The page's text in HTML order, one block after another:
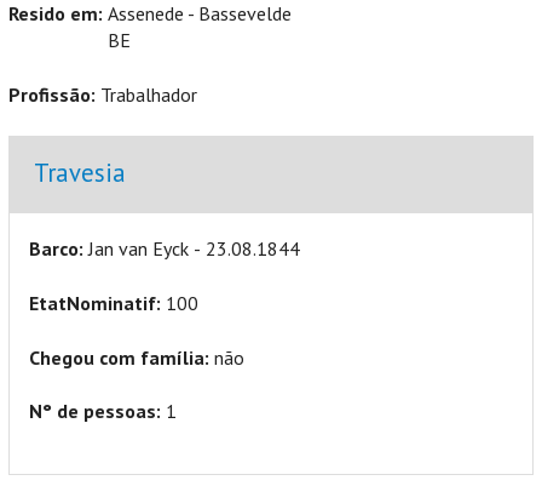
Resido em: Assenede - Bassevelde
BE
Profissão: Trabalhador
Ocultar
Travesia
Barco:Jan van Eyck - 23.08.1844
EtatNominatif: 100
Chegou com família: não
N° de pessoas: 1